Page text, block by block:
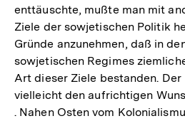
enttäuschte, mußte man mit
Ziele der sowjetischen Politik
Gründe anzunehmen, daß in
sowjetischen Regimes
Art dieser Ziele bestanden.
vielleicht den aufrichtigen
. Nahen Osten vom